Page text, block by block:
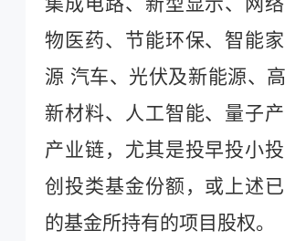
物医药、节能环保、智能
源 汽车、光伏及新能源、
新材料、人工智能、量子
产业链，尤其是投早投小
创投类基金份额，或上述
的基金所持有的项目股权。